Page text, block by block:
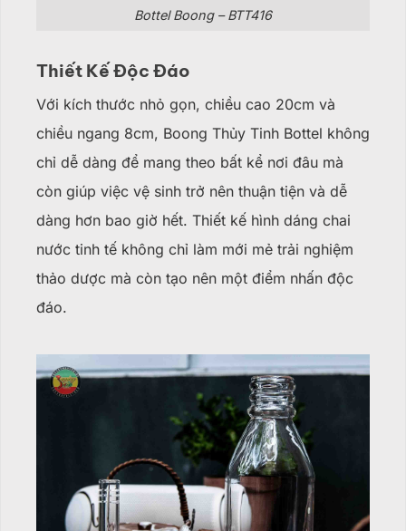
Bottel Boong – BTT416
Thiết Kế Độc Đáo
Với kích thước nhỏ gọn, chiều cao 20cm và
chiều ngang 8cm, Boong Thủy Tinh Bottel không
chỉ dễ dàng để mang theo bất kể nơi đâu mà
còn giúp việc vệ sinh trở nên thuận tiện và dễ
dàng hơn bao giờ hết. Thiết kế hình dáng chai
nước tinh tế không chỉ làm mới mẻ trải nghiệm
thảo dược mà còn tạo nên một điểm nhấn độc
đáo.